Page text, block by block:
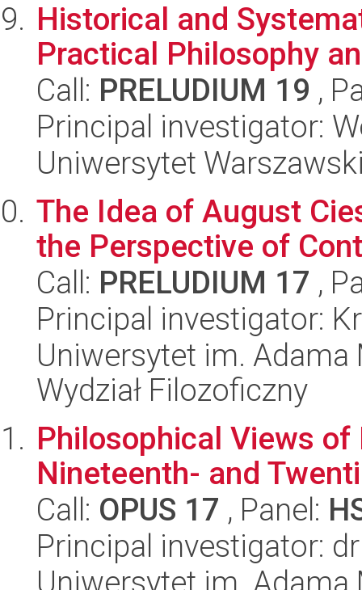
Historical and
Practical Philosophy
Call: PRELUDIUM 19 ,
Principal investigator:
Uniwersytet
The Idea of August
the Perspective of
Call: PRELUDIUM 17 ,
Principal investigator:
Uniwersytet im.
Wydział Filozoficzny
Philosophical Views
Nineteenth- and
Call: OPUS 17 , Panel:
Principal investigator:
Uniwersytet im.